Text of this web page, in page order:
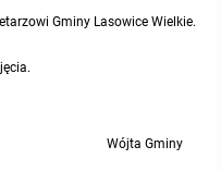
Gminy Lasowice Wielkie.